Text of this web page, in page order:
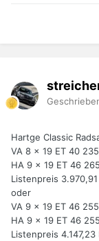
Hartge Classic
VA 8 x 19 ET 40
HA 9 x 19 ET 46
Listenpreis
oder
VA 9 x 19 ET 46
HA 9 x 19 ET 46
Listenpreis 4.147,23